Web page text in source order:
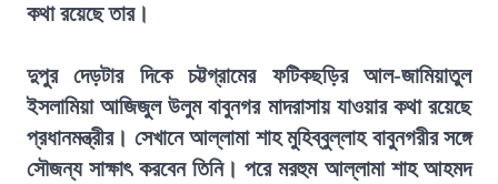
কথা রয়েছে তার।
দুপুর দেড়টার দিকে চট্টগ্রামের ফটিকছড়ির আল-জামিয়াতুল
ইসলামিয়া আজিজুল উলুম বাবুনগর মাদরাসায় যাওয়ার কথা রয়েছে
প্রধানমন্ত্রীর। সেখানে আল্লামা শাহ মুহিব্বুল্লাহ বাবুনগরীর সঙ্গে
সৌজন্য সাক্ষাৎ করবেন তিনি। পরে মরহুম আল্লামা শাহ আহমদ